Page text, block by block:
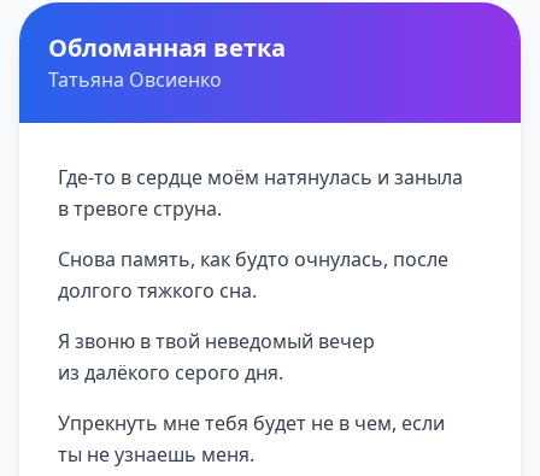
Обломанная ветка
Татьяна Овсиенко
Где-то в сердце моём натянулась и заныла
в тревоге струна.
Снова память, как будто очнулась, после
долгого тяжкого сна.
Я звоню в твой неведомый вечер
из далёкого серого дня.
Упрекнуть мне тебя будет не в чем, если
ты не узнаешь меня.